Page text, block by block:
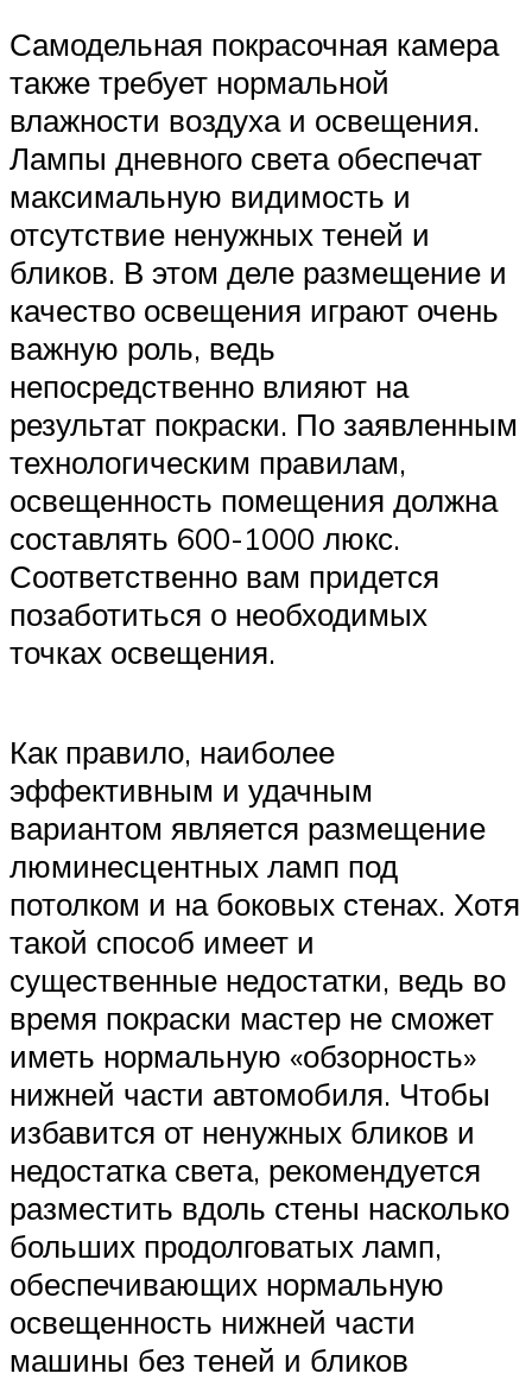
Самодельная покрасочная камера
также требует нормальной
влажности воздуха и освещения.
Лампы дневного света обеспечат
максимальную видимость и
отсутствие ненужных теней и
бликов. В этом деле размещение и
качество освещения играют очень
важную роль, ведь
непосредственно влияют на
результат покраски. По заявленным
технологическим правилам,
освещенность помещения должна
составлять 600-1000 люкс.
Соответственно вам придется
позаботиться о необходимых
точках освещения.
Как правило, наиболее
эффективным и удачным
вариантом является размещение
люминесцентных ламп под
потолком и на боковых стенах. Хотя
такой способ имеет и
существенные недостатки, ведь во
время покраски мастер не сможет
иметь нормальную «обзорность»
нижней части автомобиля. Чтобы
избавится от ненужных бликов и
недостатка света, рекомендуется
разместить вдоль стены насколько
больших продолговатых ламп,
обеспечивающих нормальную
освещенность нижней части
машины без теней и бликов